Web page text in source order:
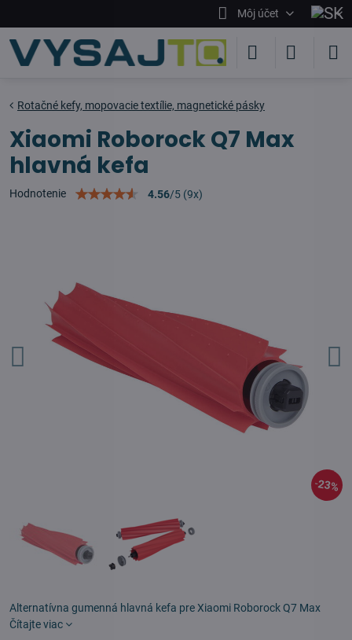
Môj účet
23%
Rotačné kefy, mopovacie textílie, magnetické pásky
Xiaomi Roborock Q7 Max
hlavná kefa
Hodnotenie 4.56/5 (9x)
Alternatívna gumenná hlavná kefa pre Xiaomi Roborock Q7 Max
Čítajte viac